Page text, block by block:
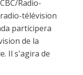
Radio-
télévision
participera
de la
Il s'agira de